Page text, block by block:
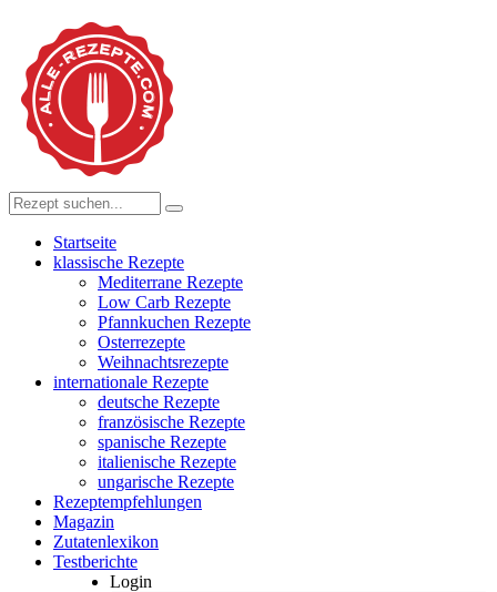
Startseite
klassische Rezepte
Mediterrane Rezepte
Low Carb Rezepte
Pfannkuchen Rezepte
Osterrezepte
Weihnachtsrezepte
internationale Rezepte
deutsche Rezepte
französische Rezepte
spanische Rezepte
italienische Rezepte
ungarische Rezepte
Rezeptempfehlungen
Magazin
Zutatenlexikon
Testberichte
Login